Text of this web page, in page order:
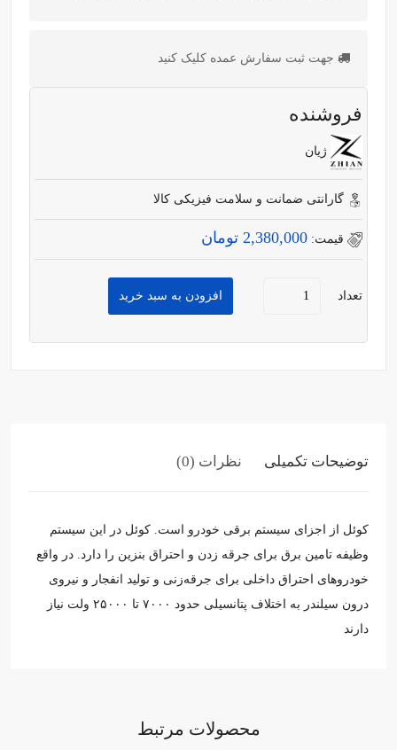
جهت ثبت سفارش عمده کلیک کنید
فروشنده
ژیان
گارانتی ضمانت و سلامت فیزیکی کالا
قیمت: 2,380,000 تومان
تعداد افزودن به سبد خرید
توضیحات تکمیلی نظرات (0)
کوئل از اجزای سیستم برقی خودرو است. کوئل در این سیستم
وظیفه‌ تامین برق برای جرقه زدن و احتراق بنزین را دارد. در واقع
خودروهای احتراق داخلی برای جرقه‌زنی و تولید انفجار و نیروی
درون سیلندر به اختلاف پتانسیلی حدود ۷۰۰۰ تا ۲۵۰۰۰ ولت نیاز
دارند
محصولات مرتبط